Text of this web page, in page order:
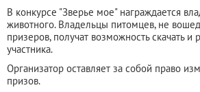
В конкурсе "Зверье мое" награждается
животного. Владельцы питомцев, не
призеров, получат возможность скачать и
участника.
Организатор оставляет за собой право
призов.